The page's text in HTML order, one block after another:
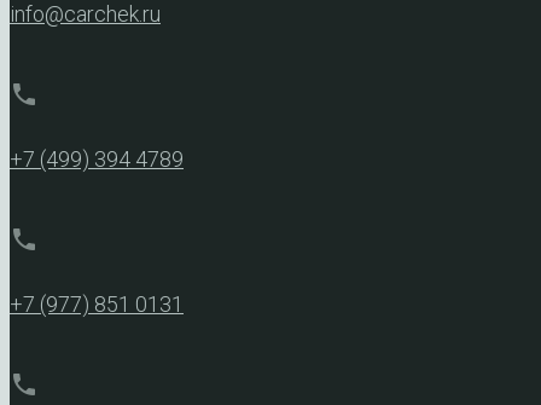
info@carchek.ru
phone
+7 (499) 394 4789
phone
+7 (977) 851 0131
phone